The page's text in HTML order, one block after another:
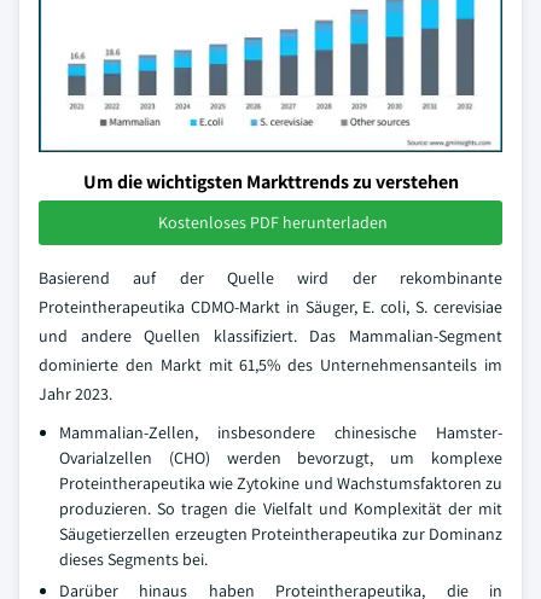
Um die wichtigsten Markttrends zu verstehen
Kostenloses PDF herunterladen
Basierend auf der Quelle wird der rekombinante
Proteintherapeutika CDMO-Markt in Säuger, E. coli, S. cerevisiae
und andere Quellen klassifiziert. Das Mammalian-Segment
dominierte den Markt mit 61,5% des Unternehmensanteils im
Jahr 2023.
Mammalian-Zellen, insbesondere chinesische Hamster-
Ovarialzellen (CHO) werden bevorzugt, um komplexe
Proteintherapeutika wie Zytokine und Wachstumsfaktoren zu
produzieren. So tragen die Vielfalt und Komplexität der mit
Säugetierzellen erzeugten Proteintherapeutika zur Dominanz
dieses Segments bei.
Darüber hinaus haben Proteintherapeutika, die in